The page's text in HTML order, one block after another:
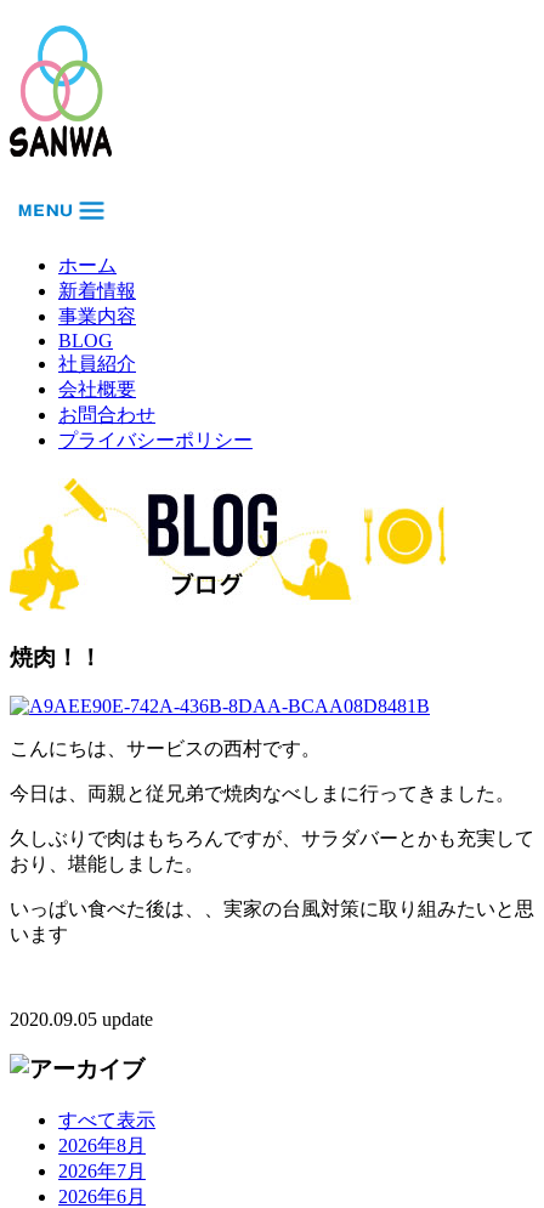
ホーム
新着情報
事業内容
BLOG
社員紹介
会社概要
お問合わせ
プライバシーポリシー
焼肉！！
こんにちは、サービスの西村です。
今日は、両親と従兄弟で焼肉なべしまに行ってきました。
久しぶりで肉はもちろんですが、サラダバーとかも充実して
おり、堪能しました。
いっぱい食べた後は、、実家の台風対策に取り組みたいと思
います
2020.09.05 update
すべて表示
2026年8月
2026年7月
2026年6月